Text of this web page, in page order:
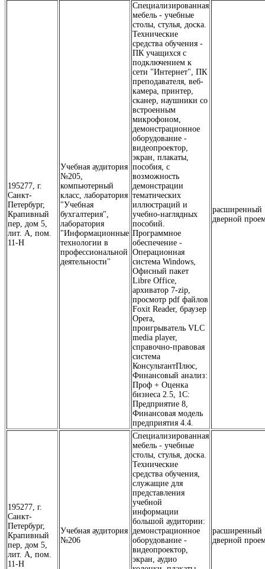
195277, г.
Санкт-
Петербург,
Крапивный
пер, дом 5,
лит. А, пом.
11-Н
Учебная аудитория
№205,
компьютерный
класс, лаборатория
"Учебная
бухгалтерия",
лаборатория
"Информационные
технологии в
профессиональной
деятельности"
Специализированная
мебель - учебные
столы, стулья, доска.
Технические
средства обучения -
ПК учащихся с
подключением к
сети "Интернет", ПК
преподавателя, веб-
камера, принтер,
сканер, наушники со
встроенным
микрофоном,
демонстрационное
оборудование -
видеопроектор,
экран, плакаты,
пособия, с
возможность
демонстрации
тематических
иллюстраций и
учебно-наглядных
пособий.
Программное
обеспечение -
Операционная
система Windows,
Офисный пакет
Libre Office,
архиватор 7-zip,
просмотр pdf файлов
Foxit Reader, браузер
Opera,
проигрыватель VLC
media player,
справочно-правовая
система
КонсультантПлюс,
Финансовый анализ:
Проф + Оценка
бизнеса 2.5, 1С:
Предприятие 8,
Финансовая модель
предприятия 4.4.
расширенный
дверной
195277, г.
Санкт-
Петербург,
Крапивный
пер, дом 5,
лит. А, пом.
11-Н
Учебная аудитория
№206
Специализированная
мебель - учебные
столы, стулья, доска.
Технические
средства обучения,
служащие для
представления
учебной
информации
большой аудитории:
демонстрационное
оборудование -
видеопроектор,
экран, аудио
расширенный
дверной